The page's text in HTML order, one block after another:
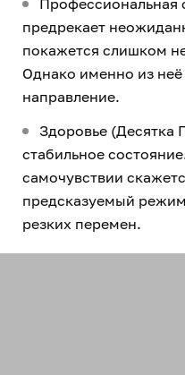
предрекает
покажется слишком
Однако именно из
направление.
Здоровье (Десятка
стабильное
самочувствии
предсказуемый
резких перемен.